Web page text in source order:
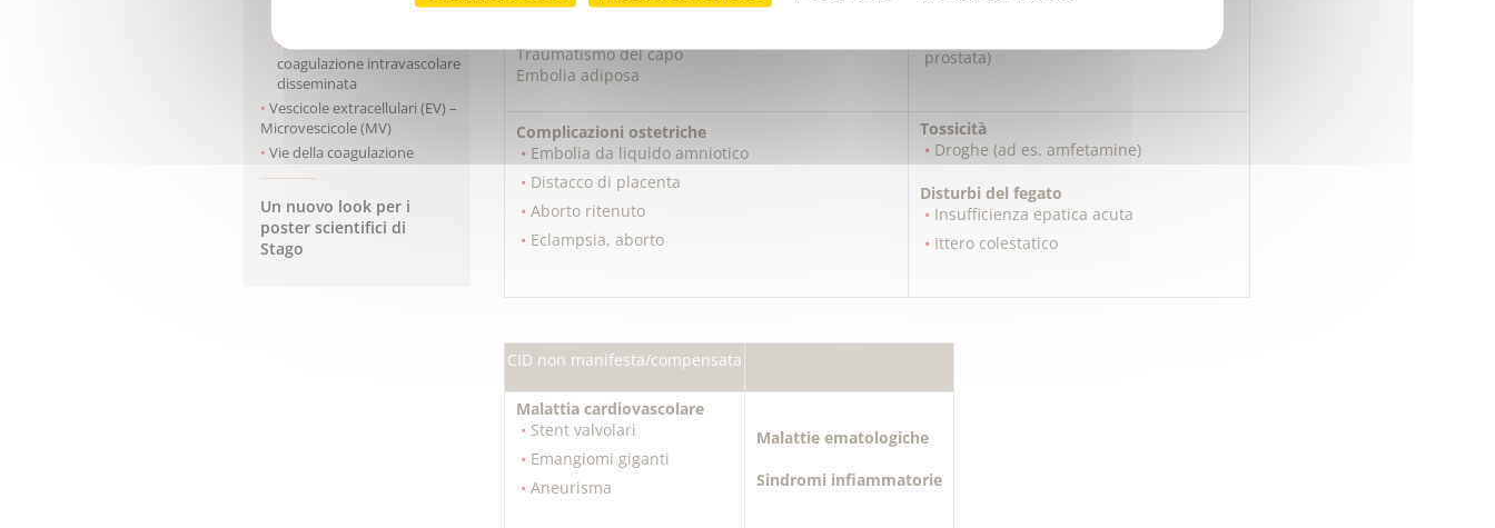
Come trattare la
coagulazione intravascolare
disseminata
Vescicole extracellulari (EV) –
Microvescicole (MV)
Vie della coagulazione
Un nuovo look per i
poster scientifici di
Stago
Traumatismi tissutali gravi (ustioni,
Traumatismo del capo
Embolia adiposa
prostata)
Complicazioni ostetriche
Embolia da liquido amniotico
Distacco di placenta
Aborto ritenuto
Eclampsia, aborto
Tossicità
Droghe (ad es. amfetamine)
Disturbi del fegato
Insufficienza epatica acuta
Ittero colestatico
CID non manifesta/compensata
Malattia cardiovascolare
Stent valvolari
Emangiomi giganti
Aneurisma
Malattie ematologiche
Sindromi infiammatorie